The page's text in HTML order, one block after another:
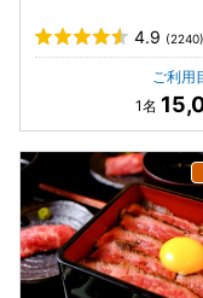
4.9 (2240)
ご利用